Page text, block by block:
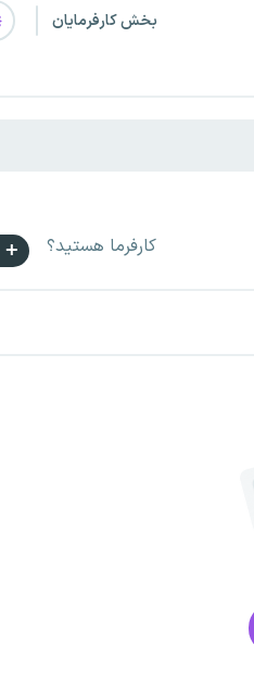
بخش کارفرمایان
کارفرما هستید؟